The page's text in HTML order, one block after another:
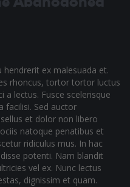
ex malesuada et.
rhoncus, tortor tortor luctus
lectus. Fusce scelerisque
facilisi. Sed auctor
et dolor non libero
natoque penatibus et
ridiculus mus. In hac
potenti. Nam blandit
vel ex. Nunc lectus
dignissim et quam.